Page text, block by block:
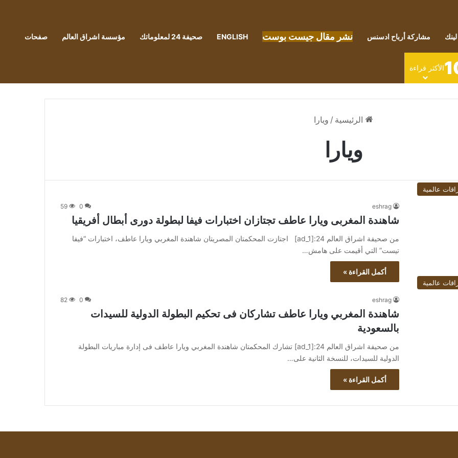
مشاركة أرباح ادسنس نشر مقال جيست بوست ENGLISH صحيفة 24 لمعلوماتك مؤسسة اشراق العالم صفحات
الأكثر قراءة
الرئيسية / ويارا
ويارا
عالمية
eshrag
0
59
شاهندة المغربى ويارا عاطف تجتازان اختبارات فيفا لبطولة دورى أبطال أفريقيا
من صحيفة اشراق العالم 24:[ad_1] اجتازت المحكمتان المصريتان شاهندة المغربي ويارا عاطف، اختبارات “فيفا
تيست” التي أقيمت على هامش…
أكمل القراءة »
عالمية
eshrag
0
82
شاهندة المغربي ويارا عاطف تشاركان فى تحكيم البطولة الدولية للسيدات
بالسعودية
من صحيفة اشراق العالم 24:[ad_1] تشارك المحكمتان شاهندة المغربي ويارا عاطف فى إدارة مباريات البطولة
الدولية للسيدات، للنسخة الثانية على…
أكمل القراءة »